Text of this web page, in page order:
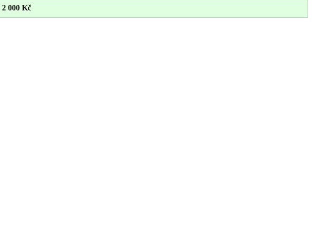
2 000 Kč